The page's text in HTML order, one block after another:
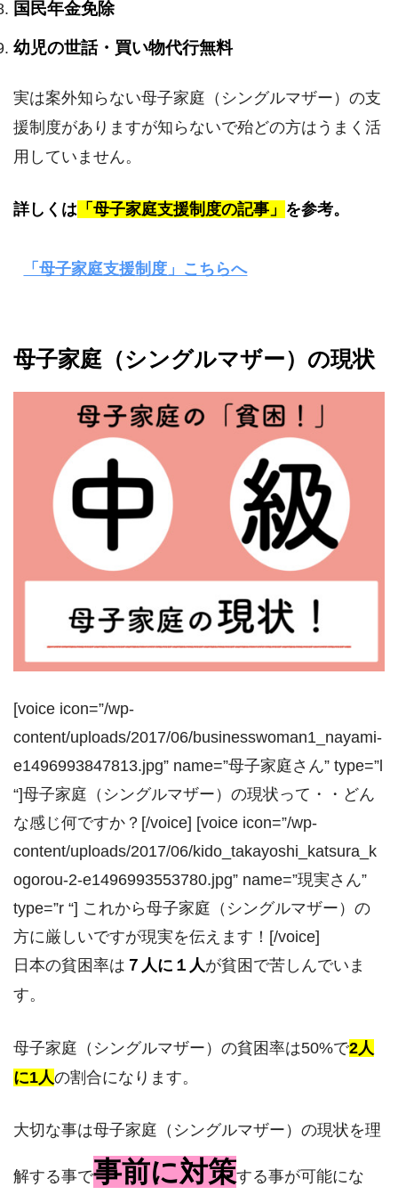
国民年金免除
幼児の世話・買い物代行無料
実は案外知らない母子家庭（シングルマザー）の支
援制度がありますが知らないで殆どの方はうまく活
用していません。
詳しくは 「母子家庭支援制度の記事」 を参考。
「母子家庭支援制度」こちらへ
母子家庭（シングルマザー）の現状
[voice icon=”/wp-
content/uploads/2017/06/businesswoman1_nayami-
e1496993847813.jpg” name=”母子家庭さん” type=”l
“]母子家庭（シングルマザー）の現状って・・どん
な感じ何ですか？[/voice] [voice icon=”/wp-
content/uploads/2017/06/kido_takayoshi_katsura_k
ogorou-2-e1496993553780.jpg” name=”現実さん”
type=”r “] これから母子家庭（シングルマザー）の
方に厳しいですが現実を伝えます！[/voice]
日本の貧困率は ７人に１人が貧困で苦しんでいま
す。
母子家庭（シングルマザー）の貧困率は50%で2人
に1人の割合になります。
大切な事は母子家庭（シングルマザー）の現状を理
解する事で事前に対策する事が可能にな